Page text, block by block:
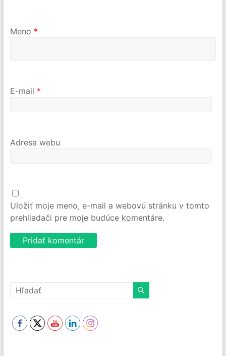
Meno *
E-mail *
Adresa webu
Uložiť moje meno, e-mail a webovú stránku v tomto
prehliadači pre moje budúce komentáre.